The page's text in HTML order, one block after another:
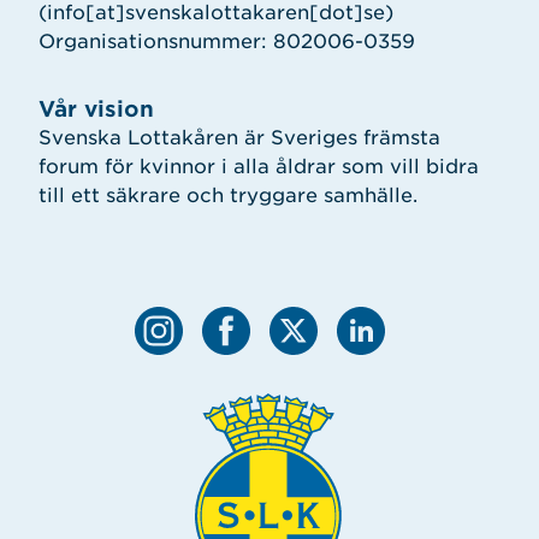
Vår vision
Svenska Lottakåren är Sveriges främsta
forum för kvinnor i alla åldrar som vill bidra
till ett säkrare och tryggare samhälle.
(info[at]svenskalottakaren[dot]se)
Organisationsnummer: 802006-0359